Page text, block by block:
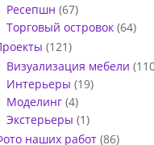
Ресепшн (67)
Торговый островок (64)
(121)
Визуализация мебели
Интерьеры (19)
Моделинг (4)
Экстерьеры (1)
наших работ (86)